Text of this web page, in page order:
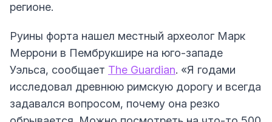
регионе.
Руины форта нашел местный археолог Марк
Меррони в Пембрукшире на юго-западе
Уэльса, сообщает The Guardian. «Я годами
исследовал древнюю римскую дорогу и всегда
задавался вопросом, почему она резко